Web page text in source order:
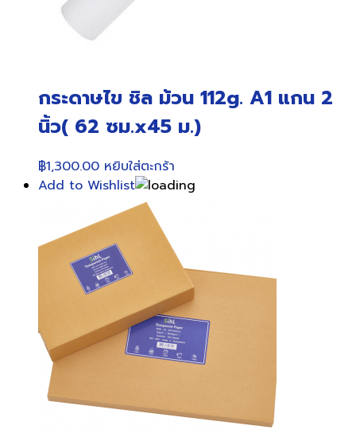
กระดาษไข ชิล ม้วน 112g. A1 แกน 2
นิ้ว( 62 ซม.x45 ม.)
฿1,300.00 หยิบใส่ตะกร้า
Add to Wishlist